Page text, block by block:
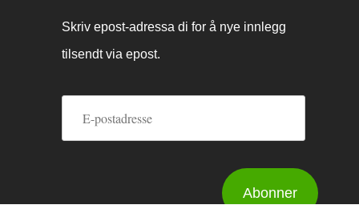
Skriv epost-adressa di for å nye innlegg
tilsendt via epost.
Abonner